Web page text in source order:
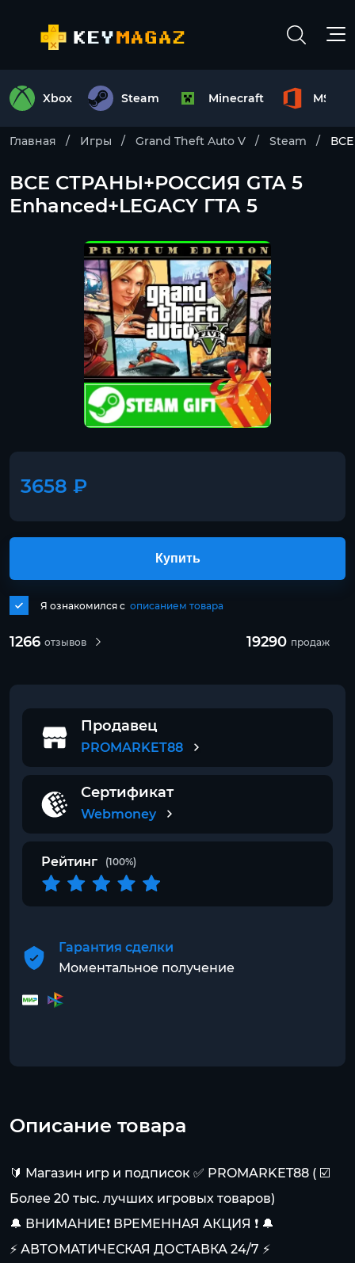
Xbox Steam Minecraft MS
Главная Игры Grand Theft Auto V Steam
ВСЕ СТРАНЫ+РОССИЯ GTA 5
Enhanced+LEGACY ГТА 5
3658 ₽
1266 отзывов 19290 продаж
Я ознакомился с описанием товара
Купить
Продавец
PROMARKET88
Сертификат
Webmoney
Рейтинг (100%)
Гарантия сделки
Моментальное получение
Описание товара
🔰 Магазин игр и подписок ✅ PROMARKET88 ( ☑️
Более 20 тыс. лучших игровых товаров)
🔔 ВНИМАНИЕ❗️ ВРЕМЕННАЯ АКЦИЯ ❗️ 🔔
⚡ АВТОМАТИЧЕСКАЯ ДОСТАВКА 24/7 ⚡